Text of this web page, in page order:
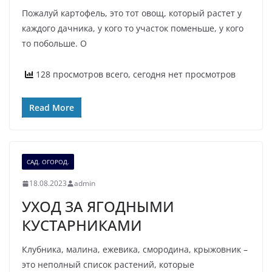
Пожалуй картофель, это тот овощ, который растет у
каждого дачника, у кого то участок поменьше, у кого
то побольше. О
128 просмотров всего, сегодня нет просмотров
Read More
САД. ОГОРОД.
18.08.2023 admin
УХОД ЗА ЯГОДНЫМИ
КУСТАРНИКАМИ
Клубника, малина, ежевика, смородина, крыжовник –
это неполный список растений, которые